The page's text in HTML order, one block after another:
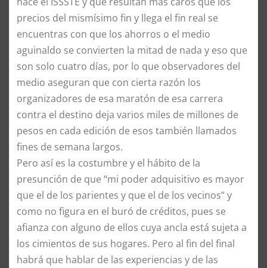
precios del mismísimo fin y llega el fin real se
encuentras con que los ahorros o el medio
aguinaldo se convierten la mitad de nada y eso que
son solo cuatro días, por lo que observadores del
medio aseguran que con cierta razón los
organizadores de esa maratón de esa carrera
contra el destino deja varios miles de millones de
pesos en cada edición de esos también llamados
fines de semana largos.
Pero así es la costumbre y el hábito de la
presunción de que “mi poder adquisitivo es mayor
que el de los parientes y que el de los vecinos” y
como no figura en el buró de créditos, pues se
afianza con alguno de ellos cuya ancla está sujeta a
los cimientos de sus hogares. Pero al fin del final
habrá que hablar de las experiencias y de las